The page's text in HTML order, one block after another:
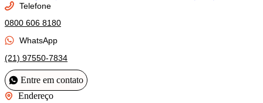
Telefone
0800 606 8180
WhatsApp
(21) 97550-7834
Entre em contato
Endereço